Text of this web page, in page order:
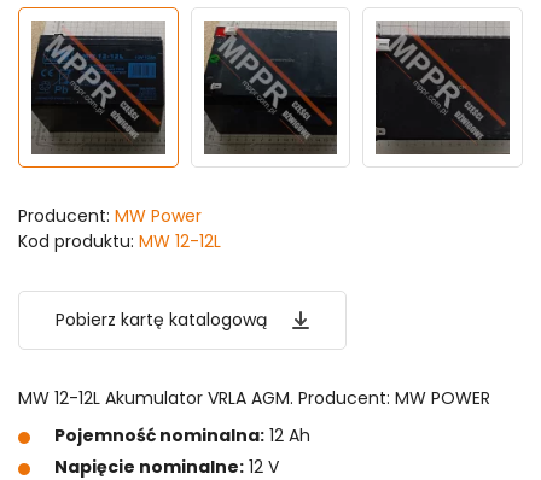
Producent: MW Power
Kod produktu: MW 12-12L
Pobierz kartę katalogową
MW 12-12L Akumulator VRLA AGM. Producent: MW POWER
Pojemność nominalna: 12 Ah
Napięcie nominalne: 12 V